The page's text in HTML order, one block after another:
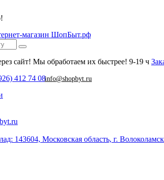
сайт! Мы обработаем их быстрее! 9-19 ч
412 74 08info@shopbyt.ru
143604, Московская область, г.